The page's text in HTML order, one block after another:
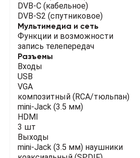
DVB-C (кабельное)
DVB-S2 (спутниковое)
Мультимедиа и сеть
Функции и возможности
запись телепередач
Разъемы
Входы
USB
VGA
композитный (RCA/тюльпан)
mini-Jack (3.5 мм)
HDMI
3 шт
Выходы
mini-Jack (3.5 мм) наушники